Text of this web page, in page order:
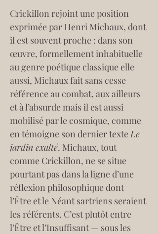
Crickillon rejoint une position
exprimée par Henri Michaux, dont
il est souvent proche : dans son
œuvre, formellement inhabituelle
au genre poétique classique elle
aussi, Michaux fait sans cesse
référence au combat, aux ailleurs
et à l’absurde mais il est aussi
mobilisé par le cosmique, comme
en témoigne son dernier texte Le
jardin exalté. Michaux, tout
comme Crickillon, ne se situe
pourtant pas dans la ligne d’une
réflexion philosophique dont
l’Être et le Néant sartriens seraient
les référents. C’est plutôt entre
l’Être et l’Insuffisant — sous les